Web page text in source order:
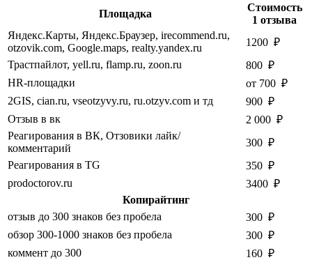
Площадка
Стоимость
1 отзыва
Яндекс.Карты, Яндекс.Браузер, irecommend.ru,
otzovik.com, Google.maps, realty.yandex.ru
1200 ₽
Трастпайлот, yell.ru, flamp.ru, zoon.ru
800 ₽
HR-площадки
от 700 ₽
2GIS, cian.ru, vseotzyvy.ru, ru.otzyv.com и тд
900 ₽
Отзыв в вк
2 000 ₽
Реагирования в ВК, Отзовики лайк/
комментарий
300 ₽
Реагирования в TG
350 ₽
prodoctorov.ru
3400 ₽
Копирайтинг
отзыв до 300 знаков без пробела
300 ₽
обзор 300-1000 знаков без пробела
300 ₽
коммент до 300
160 ₽